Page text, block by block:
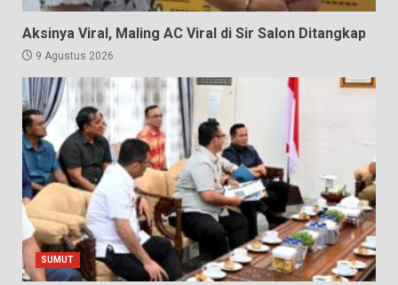
Aksinya Viral, Maling AC Viral di Sir Salon Ditangkap
9 Agustus 2026
SUMUT